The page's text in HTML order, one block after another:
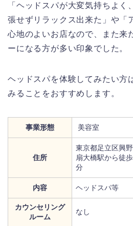
「ヘッドスパが大変気持ちよく
張せずリラックス出来た」や「
心地のよいお店なので、また来
ーになる方が多い印象でした。
ヘッドスパを体験してみたい方
みることをおすすめします。
事業形態 美容室
住所
東京都足立区興
扇大橋駅から徒
分
内容 ヘッドスパ等
カウンセリング
ルーム
なし